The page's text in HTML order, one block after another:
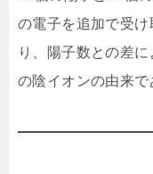
の電子を追加で受
り、陽子数との差
の陰イオンの由来で